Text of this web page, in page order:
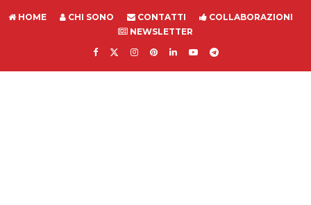
HOME CHI SONO CONTATTI
COLLABORAZIONI
NEWSLETTER